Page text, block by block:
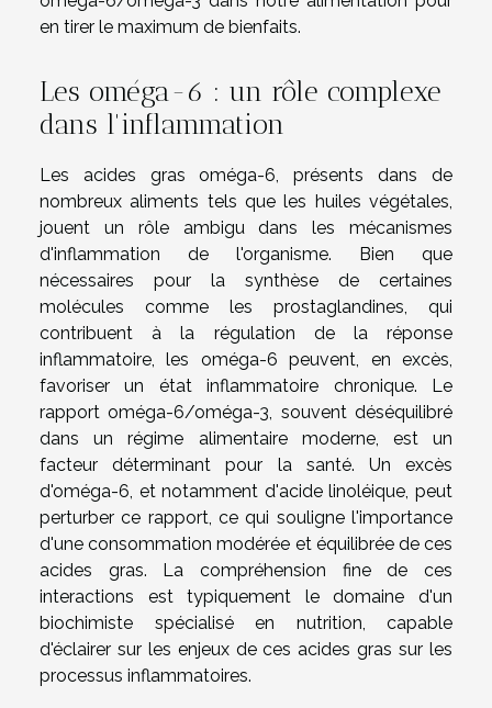
en tirer le maximum de bienfaits.
Les oméga-6 : un rôle complexe
dans l'inflammation
Les acides gras oméga-6, présents dans de
nombreux aliments tels que les huiles végétales,
jouent un rôle ambigu dans les mécanismes
d'inflammation de l'organisme. Bien que
nécessaires pour la synthèse de certaines
molécules comme les prostaglandines, qui
contribuent à la régulation de la réponse
inflammatoire, les oméga-6 peuvent, en excès,
favoriser un état inflammatoire chronique. Le
rapport oméga-6/oméga-3, souvent déséquilibré
dans un régime alimentaire moderne, est un
facteur déterminant pour la santé. Un excès
d'oméga-6, et notamment d'acide linoléique, peut
perturber ce rapport, ce qui souligne l'importance
d'une consommation modérée et équilibrée de ces
acides gras. La compréhension fine de ces
interactions est typiquement le domaine d'un
biochimiste spécialisé en nutrition, capable
d'éclairer sur les enjeux de ces acides gras sur les
processus inflammatoires.